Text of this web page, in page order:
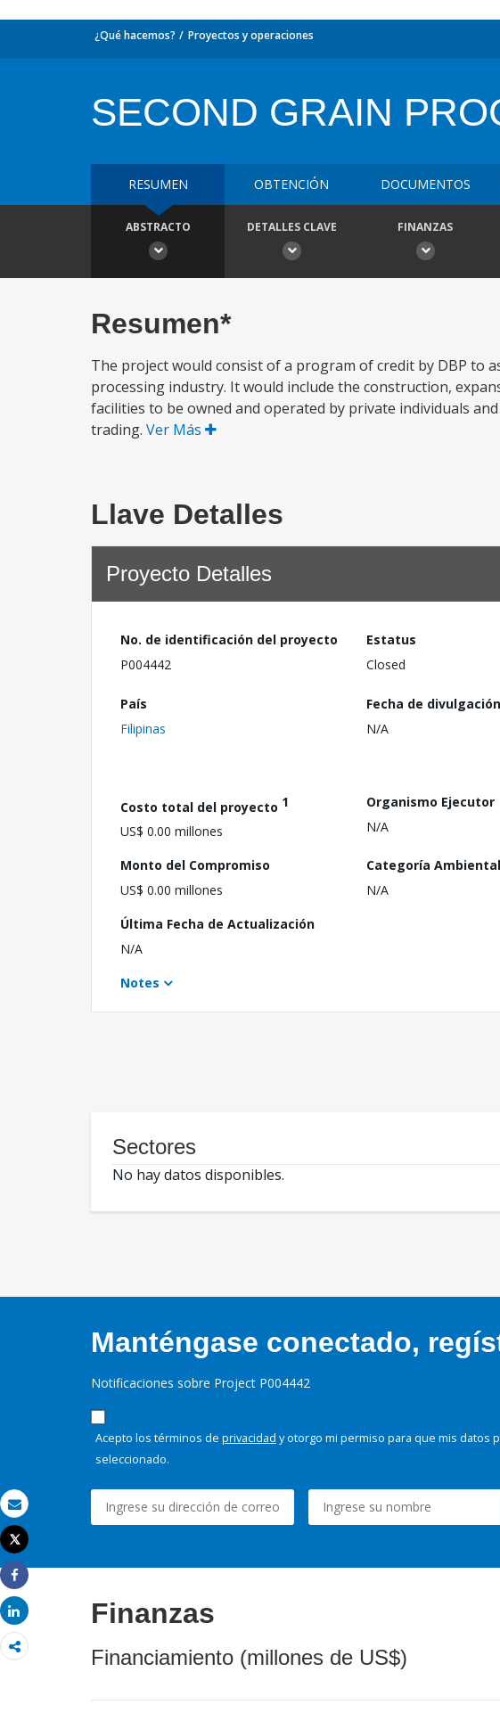
Correo electrónico
Imprimir
Tweet
Share
Share
¿Qué hacemos? Proyectos y operaciones
SECOND GRAIN
RESUMEN OBTENCIÓN DOCUMENTOS
ABSTRACTO DETALLES CLAVE FINANZAS
Resumen*
The project would consist of a program of credit by DBP to
processing industry. It would include the construction,
facilities to be owned and operated by private individuals
trading. Ver Más
Llave Detalles
Proyecto Detalles
No. de identificación del proyecto
P004442
Estatus
Closed
País
Filipinas
Fecha de divulgación
N/A
Costo total del proyecto 1
US$ 0.00 millones
Organismo Ejecutor
N/A
Monto del Compromiso
US$ 0.00 millones
Categoría Ambiental
N/A
Última Fecha de Actualización
N/A
Notes
Sectores
No hay datos disponibles.
Manténgase conectado,
Notificaciones sobre Project P004442
Acepto los términos de privacidad y otorgo mi permiso para que mis datos
seleccionado.
Finanzas
Financiamiento (millones de US$)